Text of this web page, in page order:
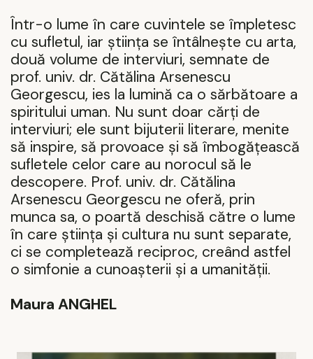
Într-o lume în care cuvintele se împletesc
cu sufletul, iar știința se întâlnește cu arta,
două volume de interviuri, semnate de
prof. univ. dr. Cătălina Arsenescu
Georgescu, ies la lumină ca o sărbătoare a
spiritului uman. Nu sunt doar cărți de
interviuri; ele sunt bijuterii literare, menite
să inspire, să provoace și să îmbogățească
sufletele celor care au norocul să le
descopere. Prof. univ. dr. Cătălina
Arsenescu Georgescu ne oferă, prin
munca sa, o poartă deschisă către o lume
în care știința și cultura nu sunt separate,
ci se completează reciproc, creând astfel
o simfonie a cunoașterii și a umanității.
Maura ANGHEL